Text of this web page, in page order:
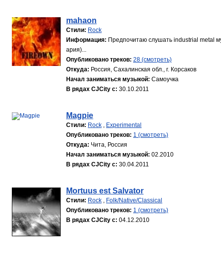
mahaon
Стили: Rock
Информация: Предпочитаю слушать industrial metal
ария)...
Опубликовано треков: 28 (смотреть)
Откуда: Россия, Сахалинская обл., г. Корсаков
Начал заниматься музыкой: Самоучка
В рядах CJCity с: 30.10.2011
Magpie
Стили: Rock , Experimental
Опубликовано треков: 1 (смотреть)
Откуда: Чита, Россия
Начал заниматься музыкой: 02.2010
В рядах CJCity с: 30.04.2011
Mortuus est Salvator
Стили: Rock , Folk/Native/Classical
Опубликовано треков: 1 (смотреть)
В рядах CJCity с: 04.12.2010